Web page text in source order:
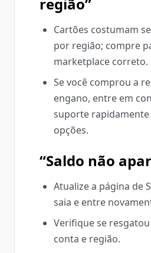
Cartões costumam
por região; compre
marketplace correto.
Se você comprou a
engano, entre em
suporte
opções.
“Saldo não
Atualize a página de
saia e entre
Verifique se
conta e região.